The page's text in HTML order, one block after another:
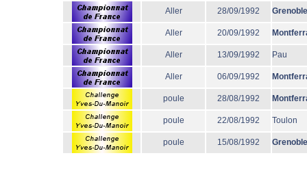
Aller 28/09/1992 Grenoble
Aller 20/09/1992
Aller 13/09/1992 Pau
Aller 06/09/1992
poule 28/08/1992
poule 22/08/1992 Toulon
poule 15/08/1992 Grenoble